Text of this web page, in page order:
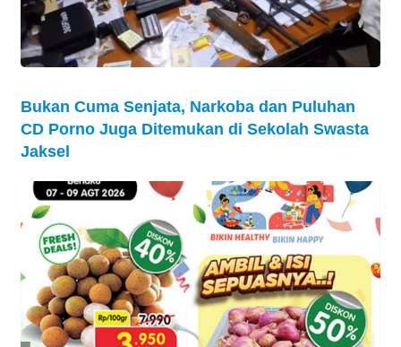
Bukan Cuma Senjata, Narkoba dan Puluhan
CD Porno Juga Ditemukan di Sekolah Swasta
Jaksel